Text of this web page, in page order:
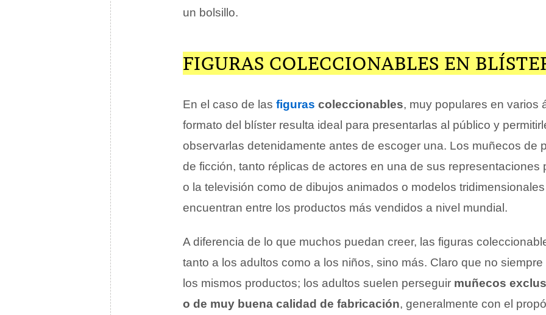
un bolsillo.
FIGURAS COLECCIONABLES EN
En el caso de las figuras coleccionables, muy populares en varios
formato del blíster resulta ideal para presentarlas al público y
observarlas detenidamente antes de escoger una. Los muñecos de
de ficción, tanto réplicas de actores en una de sus representaciones
o la televisión como de dibujos animados o modelos
encuentran entre los productos más vendidos a nivel mundial.
A diferencia de lo que muchos puedan creer, las figuras
tanto a los adultos como a los niños, sino más. Claro que no siempre
los mismos productos; los adultos suelen perseguir muñecos
o de muy buena calidad de fabricación, generalmente con el